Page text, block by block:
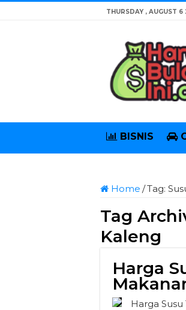
THURSDAY , AUGUST
BISNIS
Home /Tag:
Tag
Kaleng
Harga
Harga